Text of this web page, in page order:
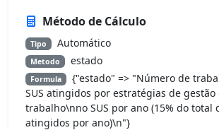
Método de Cálculo
Tipo Automático
Metodo estado
Formula
{"estado" => "Número de
SUS atingidos por estratégias de gestão
trabalho\nno SUS por ano (15% do total
atingidos por ano)\n"}